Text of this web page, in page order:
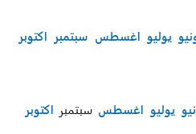
يوليو اغسطس سبتمبر اكتوبر
يوليو اغسطس سبتمبر اكتوبر